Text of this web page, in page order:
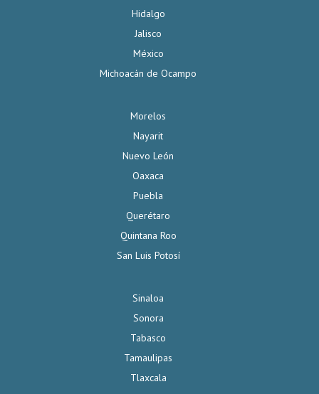
Hidalgo
Jalisco
México
Michoacán de Ocampo
Morelos
Nayarit
Nuevo León
Oaxaca
Puebla
Querétaro
Quintana Roo
San Luis Potosí
Sinaloa
Sonora
Tabasco
Tamaulipas
Tlaxcala